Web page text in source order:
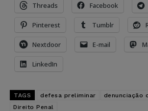
Threads Facebook
Pinterest Tumblr
Nextdoor E-mail
LinkedIn
TAGS defesa preliminar
denunciação
Direito Penal